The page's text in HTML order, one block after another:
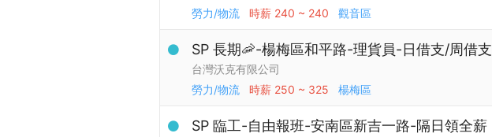
勞力/物流
時薪 240 ~ 240 觀音區
SP 長期🦐-楊梅區和平路-理貨員-日借支/周借支
台灣沃克有限公司
勞力/物流
時薪 250 ~ 325 楊梅區
SP 臨工-自由報班-安南區新吉一路-隔日領全薪